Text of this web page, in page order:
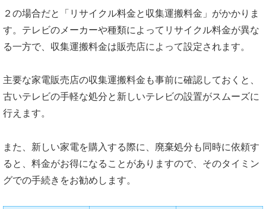
２の場合だと「リサイクル料金と収集運搬料金」がかかりま
す。テレビのメーカーや種類によってリサイクル料金が異な
る一方で、収集運搬料金は販売店によって設定されます。
主要な家電販売店の収集運搬料金も事前に確認しておくと、
古いテレビの手軽な処分と新しいテレビの設置がスムーズに
行えます。
また、新しい家電を購入する際に、廃棄処分も同時に依頼す
ると、料金がお得になることがありますので、そのタイミン
グでの手続きをお勧めします。